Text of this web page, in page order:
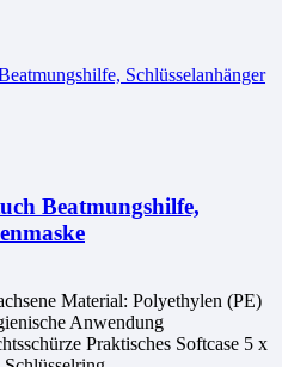
Beatmungshilfe,
Material: Polyethylen (PE)
Anwendung
Praktisches Softcase 5 x